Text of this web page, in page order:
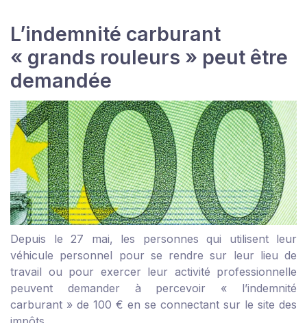
L’indemnité carburant
« grands rouleurs » peut être
demandée
Depuis le 27 mai, les personnes qui utilisent leur
véhicule personnel pour se rendre sur leur lieu de
travail ou pour exercer leur activité professionnelle
peuvent demander à percevoir « l’indemnité
carburant » de 100 € en se connectant sur le site des